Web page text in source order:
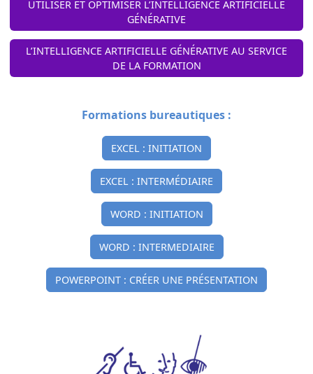
UTILISER ET OPTIMISER L’INTELLIGENCE ARTIFICIELLE
GÉNÉRATIVE
L’INTELLIGENCE ARTIFICIELLE GÉNÉRATIVE AU SERVICE
DE LA FORMATION
Formations bureautiques :
EXCEL : INITIATION
EXCEL : INTERMÉDIAIRE
WORD : INITIATION
WORD : INTERMEDIAIRE
POWERPOINT : CRÉER UNE PRÉSENTATION